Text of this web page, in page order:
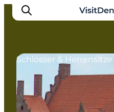
Inspiration
Regionen
Schlösser & Herrensitze